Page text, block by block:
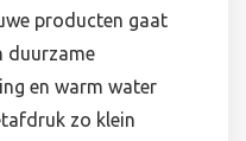
producten gaat
duurzame
en warm water
zo klein